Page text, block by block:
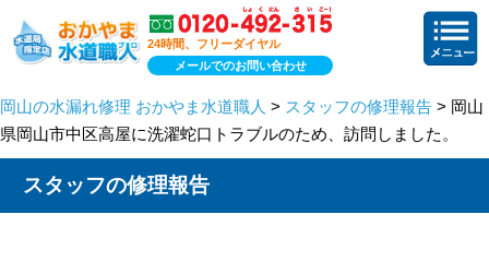
24時間、フリーダイヤル
メールでのお問い合わせ
岡山の水漏れ修理 おかやま水道職人 > スタッフの修理報告 > 岡山
県岡山市中区高屋に洗濯蛇口トラブルのため、訪問しました。
スタッフの修理報告